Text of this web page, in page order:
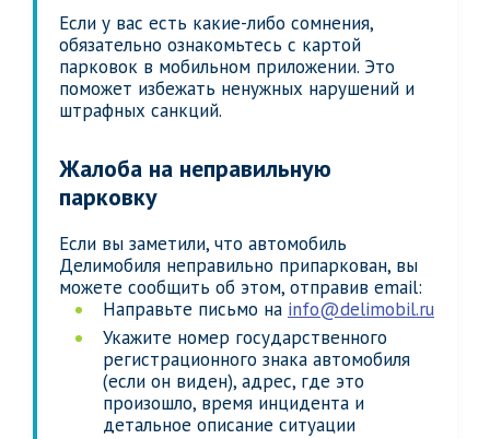
Если у вас есть какие-либо сомнения,
обязательно ознакомьтесь с картой
парковок в мобильном приложении. Это
поможет избежать ненужных нарушений и
штрафных санкций.
Жалоба на неправильную
парковку
Если вы заметили, что автомобиль
Делимобиля неправильно припаркован, вы
можете сообщить об этом, отправив email:
Направьте письмо на info@delimobil.ru
Укажите номер государственного
регистрационного знака автомобиля
(если он виден), адрес, где это
произошло, время инцидента и
детальное описание ситуации